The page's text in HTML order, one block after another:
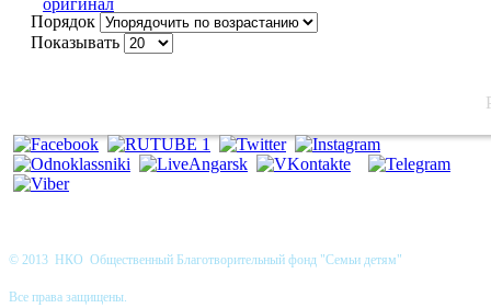
Порядок
Показывать
© 2013 НКО Общественный Благотворительный фонд "Семьи детям"
Все права защищены.